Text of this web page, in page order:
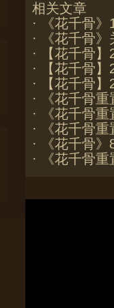
相关文章
·
《花千骨
·
《花千骨
·
【花千骨
·
【花千骨
·
【花千骨
·
《花千骨
·
《花千骨
·
《花千骨
·
《花千骨
·
《花千骨